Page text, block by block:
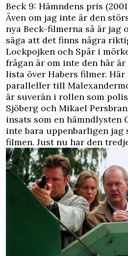
Beck 9: Hämndens pris
Även om jag inte är den
nya Beck-filmerna så är jag
säga att det finns några
Lockpojken och Spår i
frågan är om inte den här
lista över Habers filmer.
paralleller till
är suverän i rollen som
Sjöberg och Mikael
insats som en hämndlysten
inte bara uppenbarligen jag
filmen. Just nu har den